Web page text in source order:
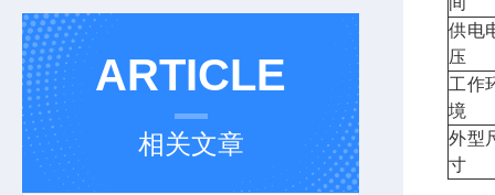
ARTICLE
相关文章
供电
压
工作
境
外型
寸